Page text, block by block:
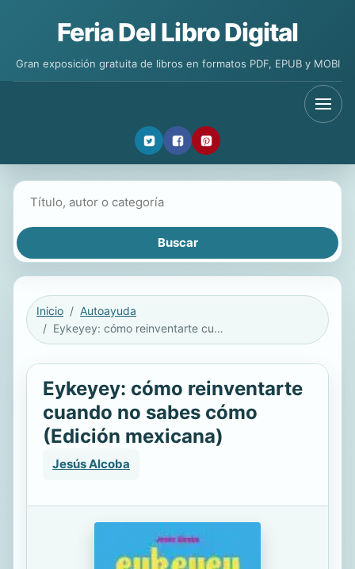
Feria Del Libro Digital
Gran exposición gratuita de libros en formatos PDF, EPUB y MOBI
Inicio
Autoayuda
Eykeyey: cómo reinventarte cuando no sabes cómo (Edición mexicana)
Eykeyey: cómo reinventarte
cuando no sabes cómo
(Edición mexicana)
Jesús Alcoba